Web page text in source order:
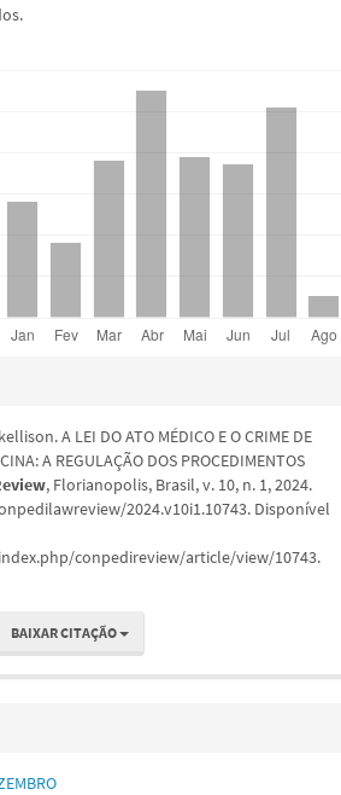
A LEI DO ATO MÉDICO E O CRIME DE
A REGULAÇÃO DOS PROCEDIMENTOS
, Florianopolis, Brasil, v. 10, n. 1, 2024.
2024.v10i1.10743. Disponível
conpedireview/article/view/10743.
BAIXAR CITAÇÃO